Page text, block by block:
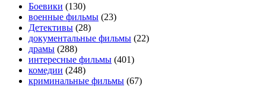
Боевики (130)
военные фильмы (23)
Детективы (28)
документальные фильмы (22)
драмы (288)
интересные фильмы (401)
комедии (248)
криминальные фильмы (67)